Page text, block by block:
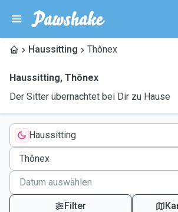
Haussitting Thônex
Haussitting, Thônex
Der Sitter übernachtet bei Dir zu Hause
Haussitting
Filter